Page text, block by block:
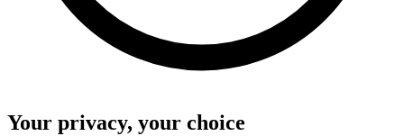
Your privacy, your choice